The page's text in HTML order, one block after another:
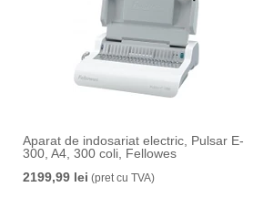
Aparat de indosariat electric, Pulsar E-
300, A4, 300 coli, Fellowes
2199,99 lei (pret cu TVA)